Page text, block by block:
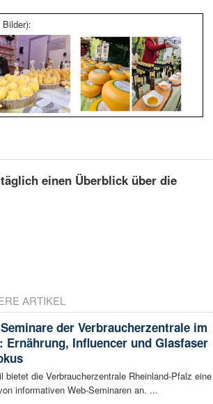
einen Überblick über die
ARTIKEL
der Verbraucherzentrale im
Ernährung, Influencer und Glasfaser
bietet die Verbraucherzentrale Rheinland-Pfalz eine
informativen Web-Seminaren an. ...